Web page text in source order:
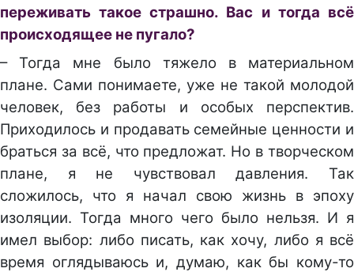
переживать такое страшно. Вас и тогда всё
происходящее не пугало?
– Тогда мне было тяжело в материальном
плане. Сами понимаете, уже не такой молодой
человек, без работы и особых перспектив.
Приходилось и продавать семейные ценности и
браться за всё, что предложат. Но в творческом
плане, я не чувствовал давления. Так
сложилось, что я начал свою жизнь в эпоху
изоляции. Тогда много чего было нельзя. И я
имел выбор: либо писать, как хочу, либо я всё
время оглядываюсь и, думаю, как бы кому-то